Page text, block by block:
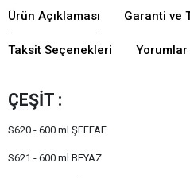
Ürün Açıklaması Garanti ve
Taksit Seçenekleri Yorumlar
ÇEŞİT :
S620 - 600 ml ŞEFFAF
S621 - 600 ml BEYAZ